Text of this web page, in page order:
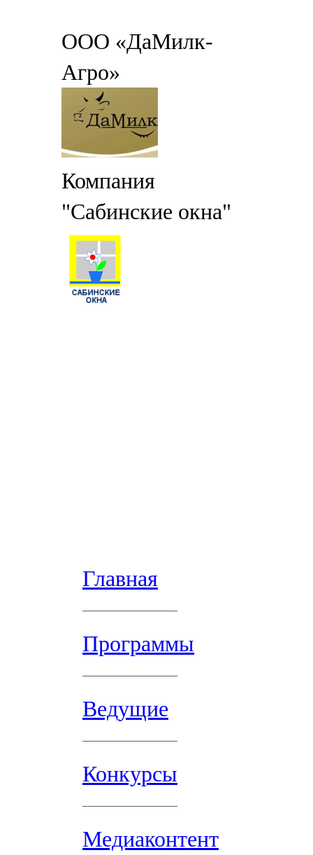
ООО «ДаМилк-
Агро»
Компания
"Сабинские окна"
Главная
Программы
Ведущие
Конкурсы
Медиаконтент